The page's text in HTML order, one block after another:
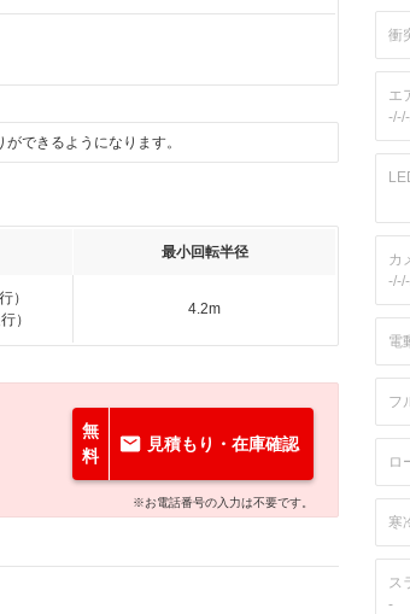
できるようになります。
最小回転半径
）
）
4.2m
無
料
見積もり・在庫確認
※お電話番号の入力は不要です。
衝
エ
カ
電
フ
ロ
寒
ス
-